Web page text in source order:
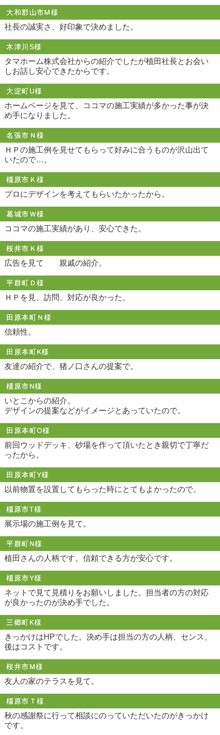
大和郡山市M様
社長の誠実さ、好印象で決めました。
木津川S様
タマホーム株式会社からの紹介でしたが植田社長とお会い
しお話し安心できたからです。
大淀町U様
ホームページを見て、ココマの施工実績が多かった事が決
め手になりました。
名張市Ｎ様
ＨＰの施工例を見せてもらって好みに合うものが沢山出て
いたので…。
橿原市Ｋ様
プロにデザインを考えてもらいたかったから。
葛城市Ｗ様
ココマの施工実績があり、安心できた。
桜井市Ｋ様
広告を見て 親戚の紹介。
平群町Ｄ様
ＨＰを見、訪問、対応が良かった。
田原本町Ｎ様
信頼性。
田原本町K様
友達の紹介で、猪ノ口さんの提案で。
橿原市N様
いとこからの紹介。
デザインの提案などがイメージとあっていたので。
田原本町O様
前回ウッドデッキ、砂場を作って頂いたとき親切で丁寧だ
ったから。
田原本町Y様
以前物置を設置してもらった時にとてもよかったので。
橿原市T様
展示場の施工例を見て。
平群町N様
植田さんの人柄です。信頼できる方が安心です。
橿原市Y様
ネットで見て見積りをお願いしました。担当者の方の対応
が良かったのが決め手でした。
三郷町K様
きっかけはHPでした。決め手は担当の方の人柄、センス、
後はコストです。
桜井市M様
友人の家のテラスを見て。
橿原市Ｔ様
秋の感謝祭に行って相談にのっていただいたのがきっかけ
です。